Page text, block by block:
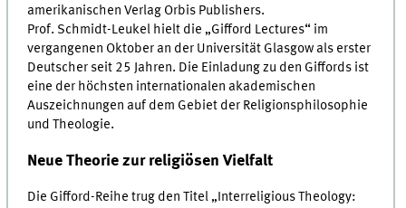
amerikanischen Verlag Orbis Publishers.
Prof. Schmidt-Leukel hielt die „Gifford Lectures“ im
vergangenen Oktober an der Universität Glasgow als erster
Deutscher seit 25 Jahren. Die Einladung zu den Giffords ist
eine der höchsten internationalen akademischen
Auszeichnungen auf dem Gebiet der Religionsphilosophie
und Theologie.
Neue Theorie zur religiösen Vielfalt
Die Gifford-Reihe trug den Titel „Interreligious Theology: